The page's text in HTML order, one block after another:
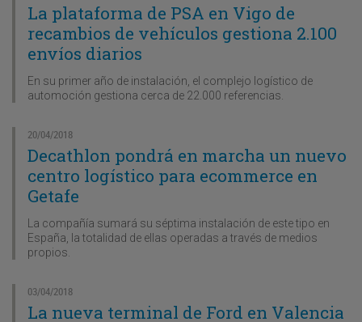
La plataforma de PSA en Vigo de
recambios de vehículos gestiona 2.100
envíos diarios
En su primer año de instalación, el complejo logístico de
automoción gestiona cerca de 22.000 referencias.
20/04/2018
Decathlon pondrá en marcha un nuevo
centro logístico para ecommerce en
Getafe
La compañía sumará su séptima instalación de este tipo en
España, la totalidad de ellas operadas a través de medios
propios.
03/04/2018
La nueva terminal de Ford en Valencia